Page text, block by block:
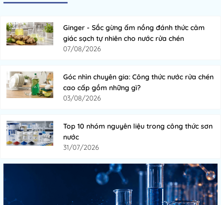
Ginger - Sắc gừng ấm nồng đánh thức cảm
giác sạch tự nhiên cho nước rửa chén
07/08/2026
Góc nhìn chuyên gia: Công thức nước rửa chén
cao cấp gồm những gì?
03/08/2026
Top 10 nhóm nguyên liệu trong công thức sơn
nước
31/07/2026